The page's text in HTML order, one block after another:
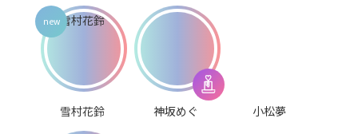
雪村花鈴 神坂めぐ 小松夢